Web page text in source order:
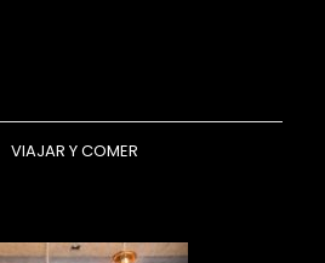
VIAJAR Y COMER